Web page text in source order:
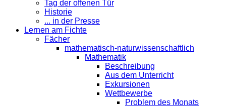
Tag der offenen Tür
Historie
... in der Presse
Lernen am Fichte
Fächer
mathematisch-naturwissenschaftlich
Mathematik
Beschreibung
Aus dem Unterricht
Exkursionen
Wettbewerbe
Problem des Monats